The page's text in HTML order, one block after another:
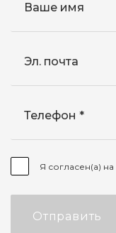
Ваше имя
Эл. почта
Телефон
Я согласен(а) на
Отправить